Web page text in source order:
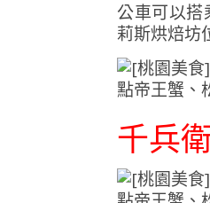
公車可以
莉斯烘焙坊
千兵